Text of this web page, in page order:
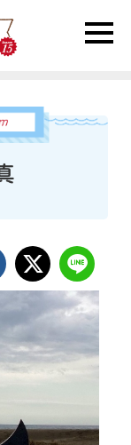
toggle